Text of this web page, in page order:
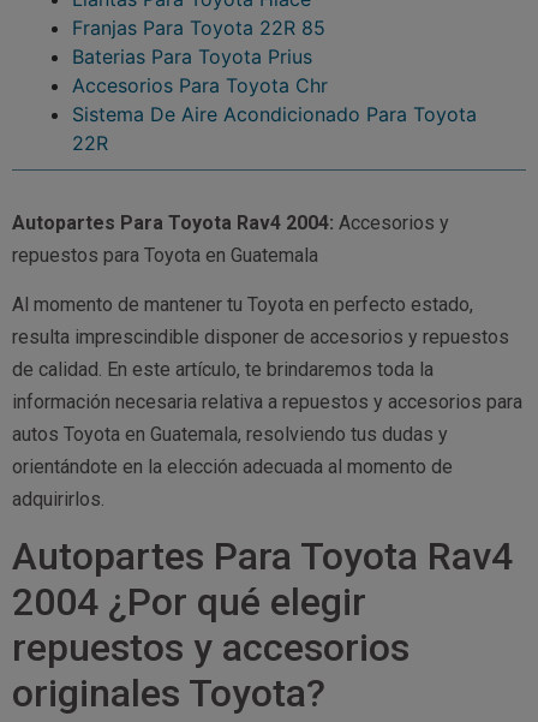
Franjas Para Toyota 22R 85
Baterias Para Toyota Prius
Accesorios Para Toyota Chr
Sistema De Aire Acondicionado Para Toyota
22R
Autopartes Para Toyota Rav4 2004: Accesorios y
repuestos para Toyota en Guatemala
Al momento de mantener tu Toyota en perfecto estado,
resulta imprescindible disponer de accesorios y repuestos
de calidad. En este artículo, te brindaremos toda la
información necesaria relativa a repuestos y accesorios para
autos Toyota en Guatemala, resolviendo tus dudas y
orientándote en la elección adecuada al momento de
adquirirlos.
Autopartes Para Toyota Rav4
2004 ¿Por qué elegir
repuestos y accesorios
originales Toyota?